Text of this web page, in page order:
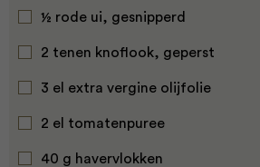
½ rode ui, gesnipperd
2 tenen knoflook, geperst
3 el extra vergine olijfolie
2 el tomatenpuree
40 g havervlokken